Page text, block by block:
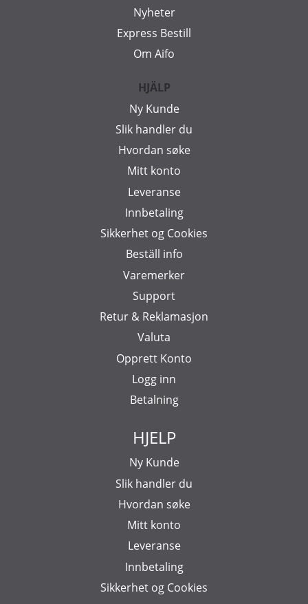
Nyheter
Express Bestill
Om Aifo
HJÄLP
Ny Kunde
Slik handler du
Hvordan søke
Mitt konto
Leveranse
Innbetaling
Sikkerhet og Cookies
Beställ info
Varemerker
Support
Retur & Reklamasjon
Valuta
Opprett Konto
Logg inn
Betalning
HJELP
Ny Kunde
Slik handler du
Hvordan søke
Mitt konto
Leveranse
Innbetaling
Sikkerhet og Cookies